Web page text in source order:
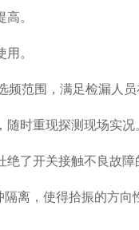
。
。
频范围，满足检漏人员
时重现探测现场实况
了开关接触不良故障
离，使得拾振的方向